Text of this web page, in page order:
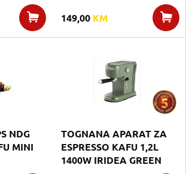
149,00 KM
NDG
MINI
TOGNANA APARAT ZA
ESPRESSO KAFU 1,2L
1400W IRIDEA GREEN